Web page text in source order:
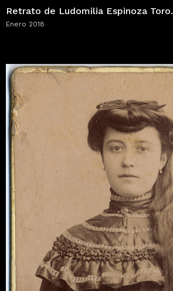
Retrato de Ludomilia Espinoza Toro.
Enero 2018